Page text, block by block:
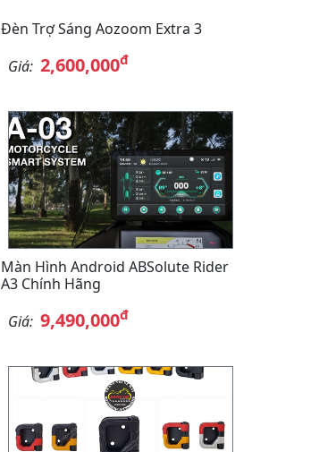
Đèn Trợ Sáng Aozoom Extra 3
Giá: 2,600,000đ
Màn Hình Android ABSolute Rider
A3 Chính Hãng
Giá: 9,490,000đ